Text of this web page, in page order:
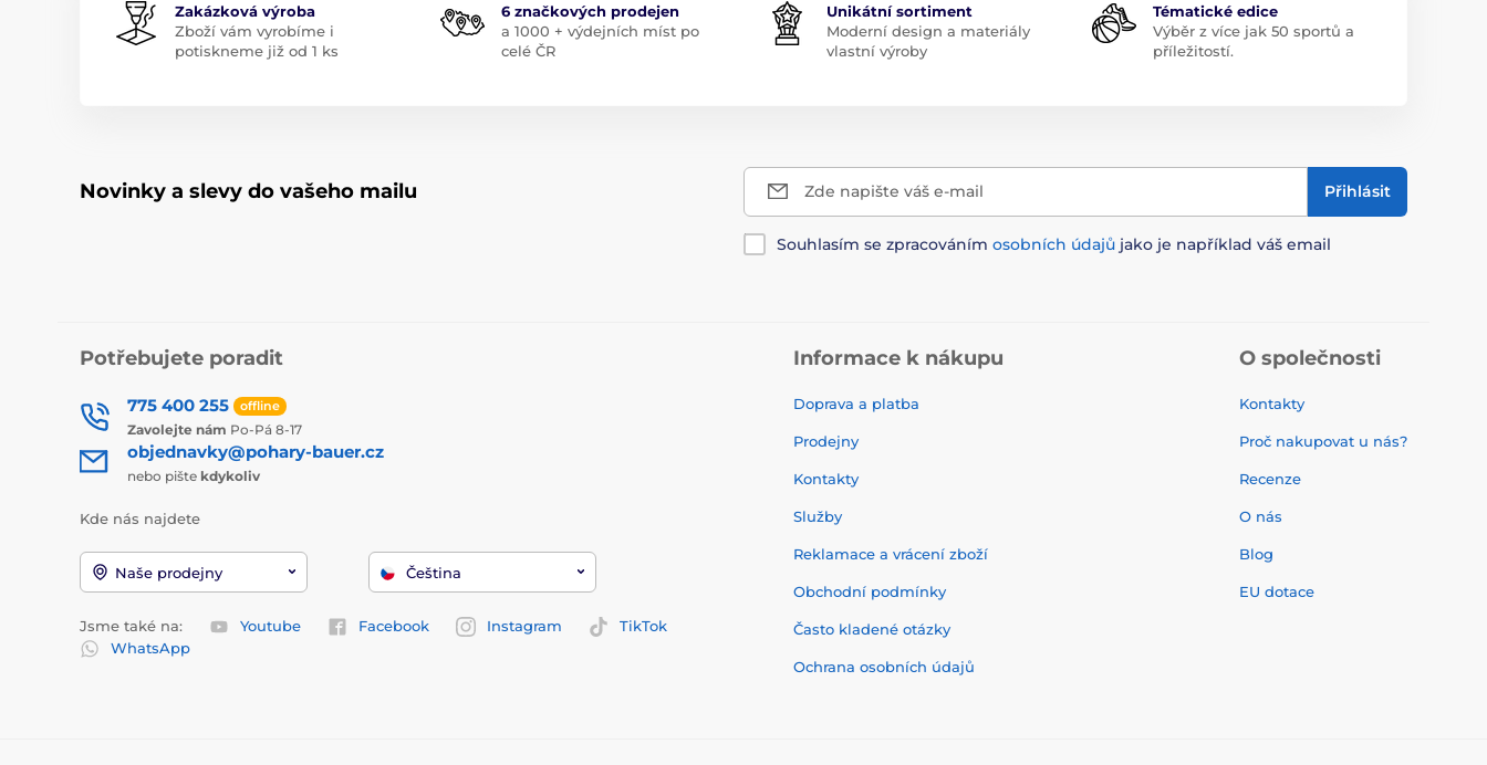
Zakázková výroba
Zboží vám vyrobíme i
potiskneme již od 1 ks
6 značkových prodejen
a 1000 + výdejních míst po
celé ČR
Unikátní sortiment
Moderní design a materiály
vlastní výroby
Tématické edice
Výběr z více jak 50 sportů a
příležitostí.
Novinky a slevy do vašeho mailu Zde napište váš e-mail Přihlásit
Souhlasím se zpracováním osobních údajů jako je například váš email
Potřebujete poradit
775 400 255 offline
Zavolejte nám Po-Pá 8-17
objednavky@pohary-bauer.cz
nebo pište kdykoliv
Kde nás najdete
Naše prodejny Čeština
Jsme také na: Youtube Facebook Instagram
TikTok
WhatsApp
Informace k nákupu
Doprava a platba
Prodejny
Kontakty
Služby
Reklamace a vrácení zboží
Obchodní podmínky
Často kladené otázky
Ochrana osobních údajů
O společnosti
Kontakty
Proč nakupovat u nás?
Recenze
O nás
Blog
EU dotace